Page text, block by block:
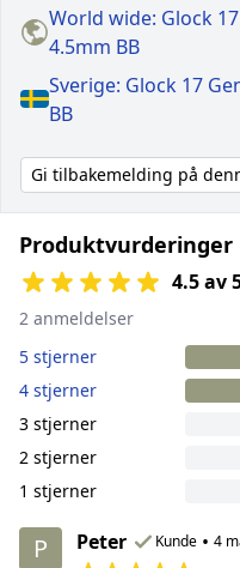
World wide: Glock
4.5mm BB
Sverige: Glock 17
BB
Gi tilbakemelding på
Produktvurderinger
4.5 av
2 anmeldelser
5 stjerner
4 stjerner
3 stjerner
2 stjerner
1 stjerner
P Peter Kunde • 4